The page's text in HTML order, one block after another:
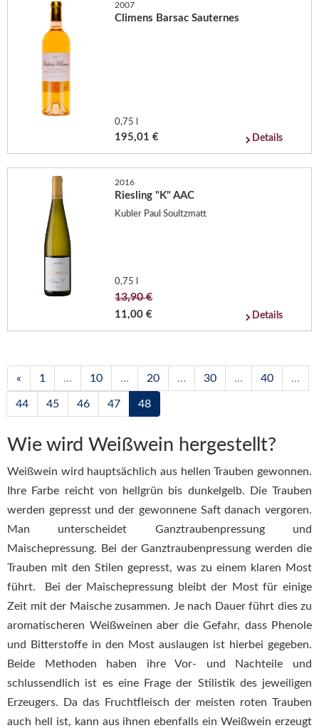
2007
Climens Barsac Sauternes
0,75 l
195,01 € Details
2016
Riesling "K" AAC
Kubler Paul Soultzmatt
0,75 l
13,90 €
11,00 € Details
« 1 … 10 … 20 … 30 … 40 …
44 45 46 47 48
Wie wird Weißwein hergestellt?
Weißwein wird hauptsächlich aus hellen Trauben gewonnen.
Ihre Farbe reicht von hellgrün bis dunkelgelb. Die Trauben
werden gepresst und der gewonnene Saft danach vergoren.
Man unterscheidet Ganztraubenpressung und
Maischepressung. Bei der Ganztraubenpressung werden die
Trauben mit den Stilen gepresst, was zu einem klaren Most
führt. Bei der Maischepressung bleibt der Most für einige
Zeit mit der Maische zusammen. Je nach Dauer führt dies zu
aromatischeren Weißweinen aber die Gefahr, dass Phenole
und Bitterstoffe in den Most auslaugen ist hierbei gegeben.
Beide Methoden haben ihre Vor- und Nachteile und
schlussendlich ist es eine Frage der Stilistik des jeweiligen
Erzeugers. Da das Fruchtfleisch der meisten roten Trauben
auch hell ist, kann aus ihnen ebenfalls ein Weißwein erzeugt